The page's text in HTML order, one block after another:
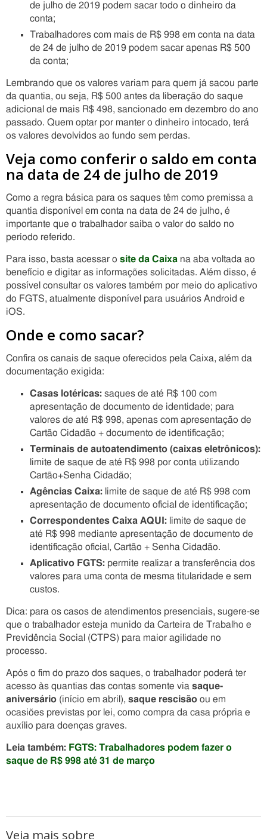
de julho de 2019 podem sacar todo o dinheiro da
conta;
Trabalhadores com mais de R$ 998 em conta na data
de 24 de julho de 2019 podem sacar apenas R$ 500
da conta;
Lembrando que os valores variam para quem já sacou parte
da quantia, ou seja, R$ 500 antes da liberação do saque
adicional de mais R$ 498, sancionado em dezembro do ano
passado. Quem optar por manter o dinheiro intocado, terá
os valores devolvidos ao fundo sem perdas.
Veja como conferir o saldo em conta
na data de 24 de julho de 2019
Como a regra básica para os saques têm como premissa a
quantia disponível em conta na data de 24 de julho, é
importante que o trabalhador saiba o valor do saldo no
período referido.
Para isso, basta acessar o site da Caixa na aba voltada ao
benefício e digitar as informações solicitadas. Além disso, é
possível consultar os valores também por meio do aplicativo
do FGTS, atualmente disponível para usuários Android e
iOS.
Onde e como sacar?
Confira os canais de saque oferecidos pela Caixa, além da
documentação exigida:
Casas lotéricas: saques de até R$ 100 com
apresentação de documento de identidade; para
valores de até R$ 998, apenas com apresentação de
Cartão Cidadão + documento de identificação;
Terminais de autoatendimento (caixas eletrônicos):
limite de saque de até R$ 998 por conta utilizando
Cartão+Senha Cidadão;
Agências Caixa: limite de saque de até R$ 998 com
apresentação de documento oficial de identificação;
Correspondentes Caixa AQUI: limite de saque de
até R$ 998 mediante apresentação de documento de
identificação oficial, Cartão + Senha Cidadão.
Aplicativo FGTS: permite realizar a transferência dos
valores para uma conta de mesma titularidade e sem
custos.
Dica: para os casos de atendimentos presenciais, sugere-se
que o trabalhador esteja munido da Carteira de Trabalho e
Previdência Social (CTPS) para maior agilidade no
processo.
Após o fim do prazo dos saques, o trabalhador poderá ter
acesso às quantias das contas somente via saque-
aniversário (início em abril), saque rescisão ou em
ocasiões previstas por lei, como compra da casa própria e
auxílio para doenças graves.
Leia também: FGTS: Trabalhadores podem fazer o
saque de R$ 998 até 31 de março
Veja mais sobre